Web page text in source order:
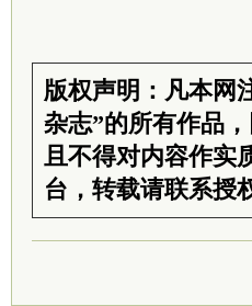
版权声明：凡本网
杂志”的所有作品
且不得对内容作实
台，转载请联系授